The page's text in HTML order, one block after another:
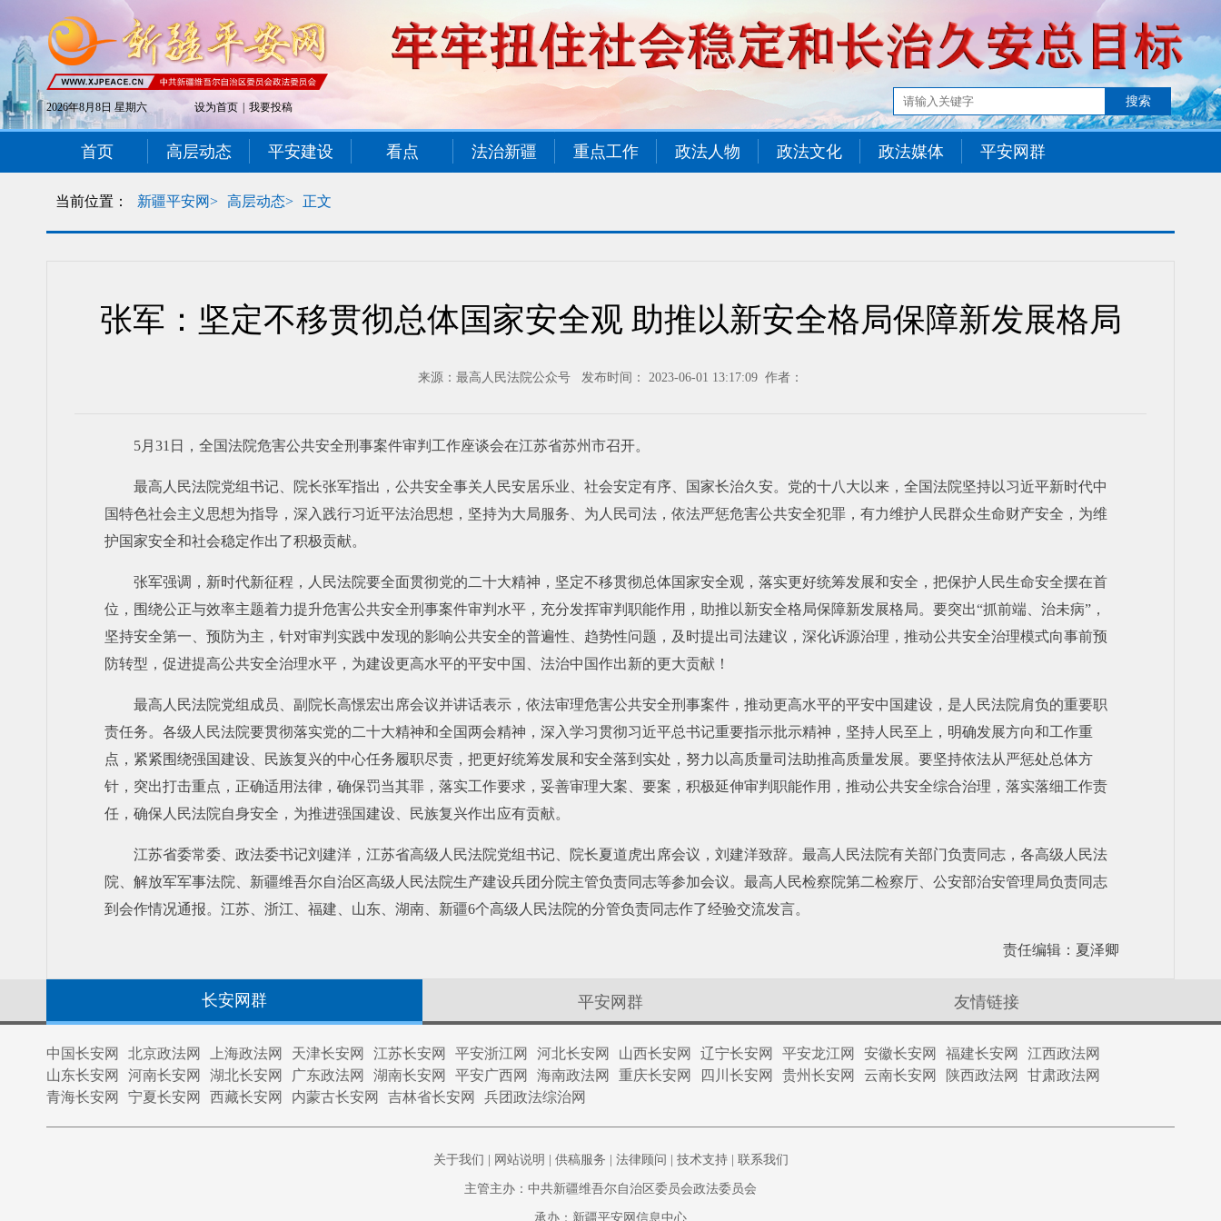
2026年8月8日 星期六 设为首页 我要投稿
首页 高层动态 平安建设 看点 法治新疆 重点工作 政法人物 政法文化 政法媒体 平安网群
当前位置： 新疆平安网> 高层动态> 正文
张军：坚定不移贯彻总体国家安全观 助推以新安全格局保障新发展格局
来源：最高人民法院公众号 发布时间： 2023-06-01 13:17:09 作者：
5月31日，全国法院危害公共安全刑事案件审判工作座谈会在江苏省苏州市召开。
最高人民法院党组书记、院长张军指出，公共安全事关人民安居乐业、社会安定有序、国家长治久安。党的十八大以来，全国法院坚持以习近平新时代中
国特色社会主义思想为指导，深入践行习近平法治思想，坚持为大局服务、为人民司法，依法严惩危害公共安全犯罪，有力维护人民群众生命财产安全，为维
护国家安全和社会稳定作出了积极贡献。
张军强调，新时代新征程，人民法院要全面贯彻党的二十大精神，坚定不移贯彻总体国家安全观，落实更好统筹发展和安全，把保护人民生命安全摆在首
位，围绕公正与效率主题着力提升危害公共安全刑事案件审判水平，充分发挥审判职能作用，助推以新安全格局保障新发展格局。要突出“抓前端、治未病”，
坚持安全第一、预防为主，针对审判实践中发现的影响公共安全的普遍性、趋势性问题，及时提出司法建议，深化诉源治理，推动公共安全治理模式向事前预
防转型，促进提高公共安全治理水平，为建设更高水平的平安中国、法治中国作出新的更大贡献！
最高人民法院党组成员、副院长高憬宏出席会议并讲话表示，依法审理危害公共安全刑事案件，推动更高水平的平安中国建设，是人民法院肩负的重要职
责任务。各级人民法院要贯彻落实党的二十大精神和全国两会精神，深入学习贯彻习近平总书记重要指示批示精神，坚持人民至上，明确发展方向和工作重
点，紧紧围绕强国建设、民族复兴的中心任务履职尽责，把更好统筹发展和安全落到实处，努力以高质量司法助推高质量发展。要坚持依法从严惩处总体方
针，突出打击重点，正确适用法律，确保罚当其罪，落实工作要求，妥善审理大案、要案，积极延伸审判职能作用，推动公共安全综合治理，落实落细工作责
任，确保人民法院自身安全，为推进强国建设、民族复兴作出应有贡献。
江苏省委常委、政法委书记刘建洋，江苏省高级人民法院党组书记、院长夏道虎出席会议，刘建洋致辞。最高人民法院有关部门负责同志，各高级人民法
院、解放军军事法院、新疆维吾尔自治区高级人民法院生产建设兵团分院主管负责同志等参加会议。最高人民检察院第二检察厅、公安部治安管理局负责同志
到会作情况通报。江苏、浙江、福建、山东、湖南、新疆6个高级人民法院的分管负责同志作了经验交流发言。
责任编辑：夏泽卿
长安网群
中国长安网 北京政法网 上海政法网 天津长安网 江苏长安网 平安浙江网 河北长安网 山西长安网 辽宁长安网 平安龙江网 安徽长安网 福建长安网
江西政法网
山东长安网
河南长安网 湖北长安网 广东政法网 湖南长安网 平安广西网 海南政法网 重庆长安网 四川长安网 贵州长安网 云南长安网 陕西政法网
甘肃政法网
青海长安网
宁夏长安网 西藏长安网 内蒙古长安网 吉林省长安网 兵团政法综治网
平安网群 友情链接
关于我们 网站说明 供稿服务 法律顾问 技术支持| 联系我们
主管主办：中共新疆维吾尔自治区委员会政法委员会
承办：新疆平安网信息中心